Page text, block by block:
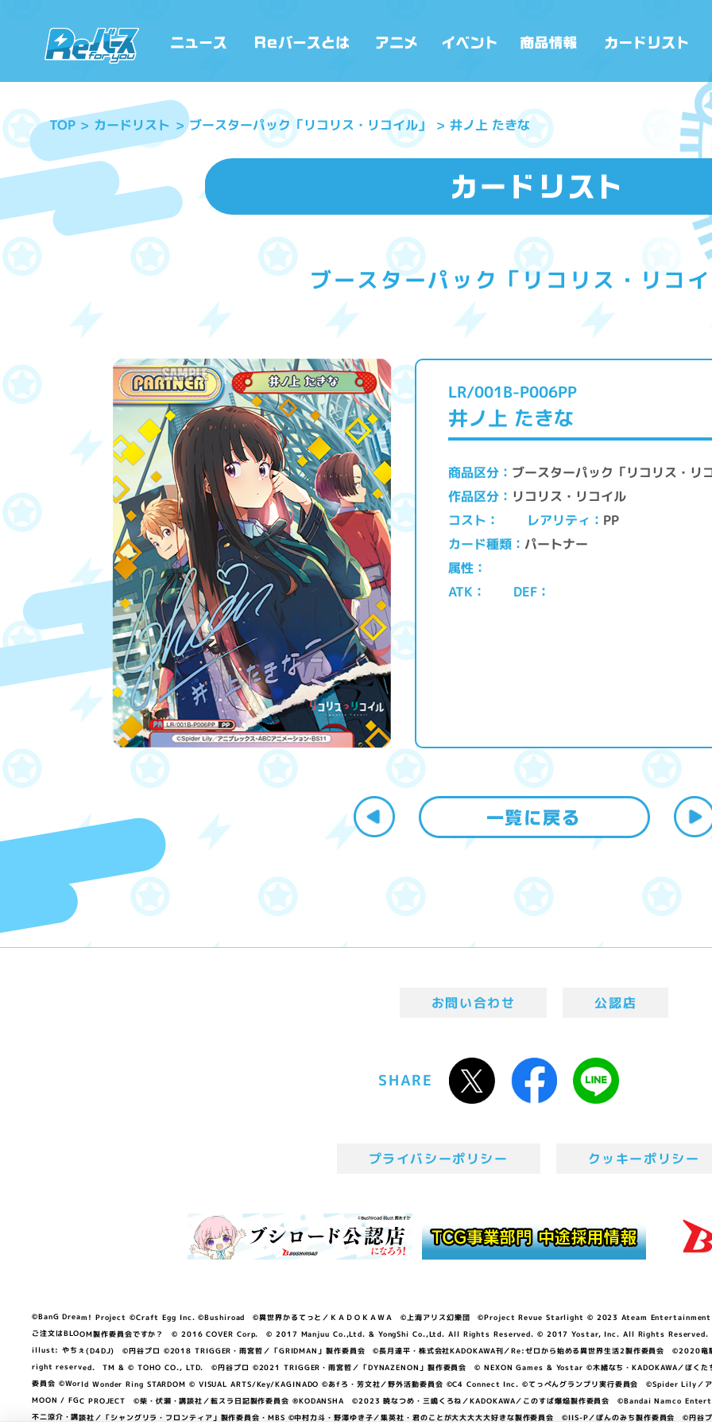
TOP カードリスト ブースターパック「リコリス・リコイル」 井ノ上 たきな
ブースターパック「リコリス・リコ
LR/001B-P006PP
井ノ上 たきな
商品区分 ブースターパック「リコリス・リ
作品区分 リコリス・リコイル
コスト レアリティ PP
カード種類 パートナー
属性
ATK DEF
お問い合わせ 公認店
SHARE
プライバシーポリシー クッキーポリシー
©BanG Dream! Project ©Craft Egg Inc. ©Bushiroad ©異世界かるてっと／ＫＡＤＯＫＡＷＡ ©上海アリス幻樂団 ©Project Revue Starlight © 2023 Ateam
ご注文はBLOOM製作委員会ですか？ © 2016 COVER Corp. © 2017 Manjuu Co.,Ltd. & YongShi Co.,Ltd. All Rights Reserved. © 2017 Yostar, Inc. All Rights
illust: やちぇ(D4DJ) ©円谷プロ ©2018 TRIGGER・雨宮哲／「GRIDMAN」製作委員会 ©長月達平・株式会社KADOKAWA刊／Re:ゼロから始める異世界生活2製作委員会 ©2020竜
right reserved. TM & © TOHO CO., LTD. ©円谷プロ ©2021 TRIGGER・雨宮哲／「DYNAZENON」製作委員会 © NEXON Games & Yostar ©木緒なち・KADOKAWA／ぼくたち
委員会 ©World Wonder Ring STARDOM © VISUAL ARTS/Key/KAGINADO ©あfろ・芳文社／野外活動委員会 ©C4 Connect Inc. ©てっぺんグランプリ実行委員会 ©Spider Lily／
MOON / FGC PROJECT ©柴・伏瀬・講談社／転スラ日記製作委員会 ®KODANSHA ©2023 暁なつめ・三嶋くろね／KADOKAWA／このすば爆焔製作委員会 ©Bandai
不二涼介・講談社／「シャングリラ・フロンティア」製作委員会・MBS ©中村力斗・野澤ゆき子／集英社・君のことが大大大大大好きな製作委員会 ©IIS-P／ぽんのみち製作委員会 ©円